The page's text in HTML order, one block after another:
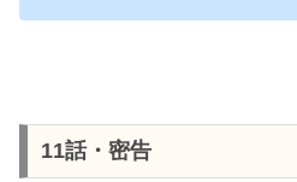
11話・密告